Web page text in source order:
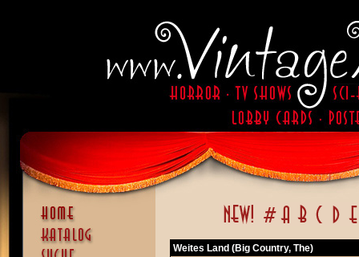
Weites Land (Big Country, The)